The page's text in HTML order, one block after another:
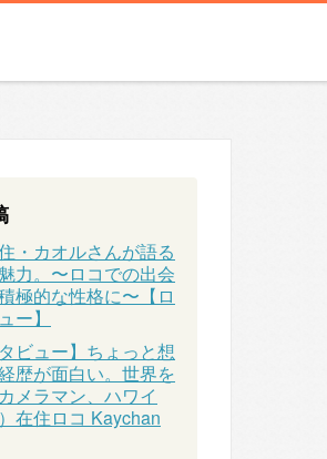
・カオルさんが語る
力。〜ロコでの出会
極的な性格に〜【ロ
ー】
ビュー】ちょっと想
歴が面白い。世界を
メラマン、ハワイ
在住ロコ Kaychan